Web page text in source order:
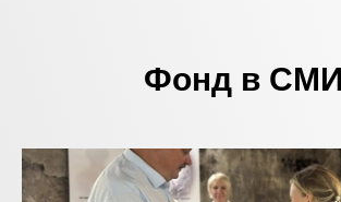
Фонд в СМИ